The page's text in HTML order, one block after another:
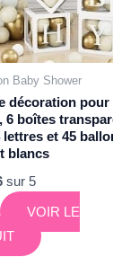
Baby Shower
décoration pour
6 boîtes
lettres et 45
blancs
sur 5
VOIR LE